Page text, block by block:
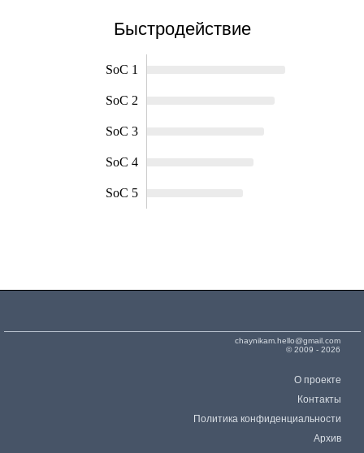
Быстродействие
SoC 1
SoC 2
SoC 3
SoC 4
SoC 5
chaynikam.hello@gmail.com
© 2009 - 2026
О проекте
Контакты
Политика конфиденциальности
Архив